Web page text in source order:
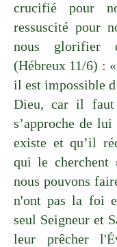
crucifié pour
ressuscité pour
nous glorifier
(Hébreux 11/6) :
il est impossible
Dieu, car il
s’approche de
existe et qu’il
qui le cherchent
nous pouvons
n'ont pas la foi
seul Seigneur et
leur prêcher